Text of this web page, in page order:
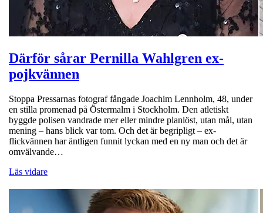
Därför sårar Pernilla Wahlgren ex-
pojkvännen
Stoppa Pressarnas fotograf fångade Joachim Lennholm, 48, under
en stilla promenad på Östermalm i Stockholm. Den atletiskt
byggde polisen vandrade mer eller mindre planlöst, utan mål, utan
mening – hans blick var tom. Och det är begripligt – ex-
flickvännen har äntligen funnit lyckan med en ny man och det är
omvälvande…
Läs vidare